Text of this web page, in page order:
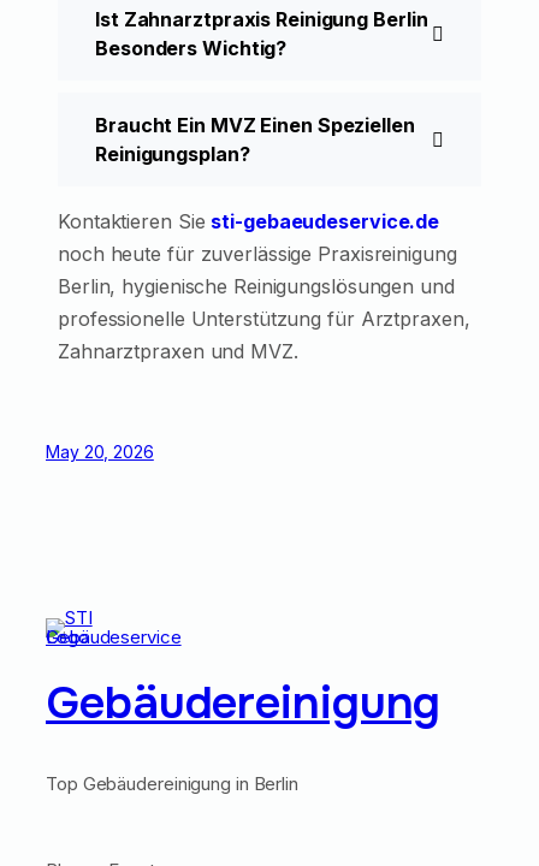
Ist Zahnarztpraxis Reinigung Berlin
Besonders Wichtig?
Braucht Ein MVZ Einen Speziellen
Reinigungsplan?
Kontaktieren Sie sti-gebaeudeservice.de
noch heute für zuverlässige Praxisreinigung
Berlin, hygienische Reinigungslösungen und
professionelle Unterstützung für Arztpraxen,
Zahnarztpraxen und MVZ.
May 20, 2026
Gebäudereinigung
Top Gebäudereinigung in Berlin